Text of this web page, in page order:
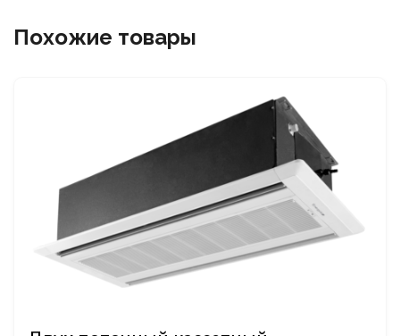
Похожие товары